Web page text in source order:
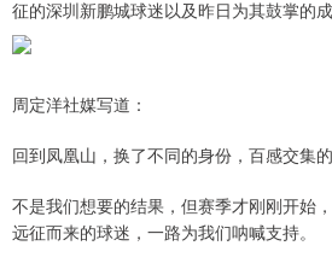
征的深圳新鹏城球迷以及昨日为其鼓掌的成
周定洋社媒写道：
回到凤凰山，换了不同的身份，百感交集的
不是我们想要的结果，但赛季才刚刚开始
远征而来的球迷，一路为我们呐喊支持。